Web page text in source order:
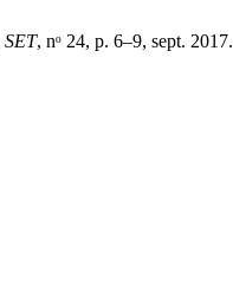
SET, nᵒ 24, p. 6–9, sept. 2017.